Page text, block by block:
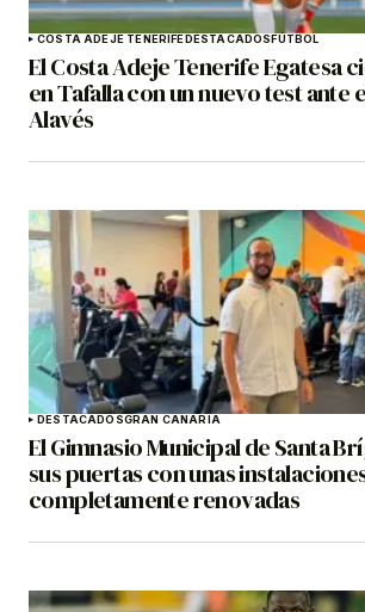
COSTA ADEJE TENERIFEDESTACADOSFÚTBOL
El Costa Adeje Tenerife Egatesa
en Tafalla con un nuevo test ante
Alavés
DESTACADOSGRAN CANARIA
El Gimnasio Municipal de Santa
sus puertas con unas
completamente renovadas